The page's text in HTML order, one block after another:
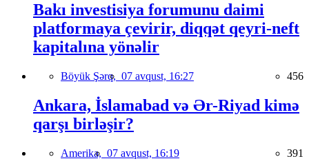
Bakı investisiya forumunu daimi
platformaya çevirir, diqqət qeyri-neft
kapitalına yönəlir
Böyük Şərq, 07 avqust, 16:27 456
Ankara, İslamabad və Ər-Riyad kimə
qarşı birləşir?
Amerika, 07 avqust, 16:19 391